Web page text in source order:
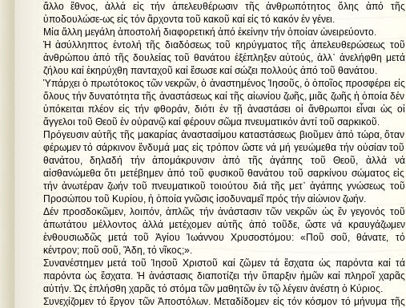
ἄλλο ἔθνος, ἀλλά εἰς τήν ἀπελευθέρωσιν τῆς ἀνθρωπότητος ὅλης ἀπό τῆς
ὑποδουλώσε-ως εἰς τόν ἄρχοντα τοῦ κακοῦ καί εἰς τό κακόν ἐν γένει.
Μία ἄλλη μεγάλη ἀποστολή διαφορετική ἀπό ἐκείνην τήν ὁποίαν ὠνειρεύοντο.
Ἡ ἀσύλληπτος ἐντολή τῆς διαδόσεως τοῦ κηρύγματος τῆς ἀπελευθερώσεως τοῦ
ἀνθρώπου ἀπό τῆς δουλείας τοῦ θανάτου ἐξέπληξεν αὐτούς, ἀλλ᾿ ἀνελήφθη μετά
ζήλου καί ἐκηρύχθη πανταχοῦ καί ἔσωσε καί σώζει πολλούς ἀπό τοῦ θανάτου.
Ὑπάρχει ὁ πρωτότοκος τῶν νεκρῶν, ὁ ἀναστημένος Ἰησοῦς, ὁ ὁποῖος προσφέρει εἰς
ὅλους τήν δυνατότητα τῆς ἀναστάσεως καί τῆς αἰωνίου ζωῆς, μιᾶς ζωῆς ἡ ὁποία δέν
ὑπόκειται πλέον εἰς τήν φθοράν, διότι ἐν τῇ ἀναστάσει οἱ ἄνθρωποι εἶναι ὡς οἱ
ἄγγελοι τοῦ Θεοῦ ἐν οὐρανῷ καί φέρουν σῶμα πνευματικόν ἀντί τοῦ σαρκικοῦ.
Πρόγευσιν αὐτῆς τῆς μακαρίας ἀναστασίμου καταστάσεως βιοῦμεν ἀπό τώρα, ὅταν
φέρωμεν τό σάρκινον ἔνδυμά μας εἰς τρόπον ὥστε νά μή γευώμεθα τήν οὐσίαν τοῦ
θανάτου, δηλαδή τήν ἀπομάκρυνσιν ἀπό τῆς ἀγάπης τοῦ Θεοῦ, ἀλλά νά
αἰσθανώμεθα ὅτι μετέβημεν ἀπό τοῦ φυσικοῦ θανάτου τοῦ σαρκίνου σώματος εἰς
τήν ἀνωτέραν ζωήν τοῦ πνευματικοῦ τοιούτου διά τῆς μετ᾿ ἀγάπης γνώσεως τοῦ
Προσώπου τοῦ Κυρίου, ἡ ὁποία γνῶσις ἰσοδυναμεῖ πρός τήν αἰώνιον ζωήν.
Δέν προσδοκῶμεν, λοιπόν, ἁπλῶς τήν ἀνάστασιν τῶν νεκρῶν ὡς ἕν γεγονός τοῦ
ἀπωτάτου μέλλοντος ἀλλά μετέχομεν αὐτῆς ἀπό τοῦδε, ὥστε νά κραυγάζωμεν
ἐνθουσιωδῶς μετά τοῦ Ἁγίου Ἰωάννου Χρυσοστόμου: «Ποῦ σοῦ, θάνατε, τό
κέντρον; ποῦ σοῦ, Ἅδη, τό νῖκος;».
Συνανέστημεν μετά τοῦ Ἰησοῦ Χριστοῦ καί ζῶμεν τά ἔσχατα ὡς παρόντα καί τά
παρόντα ὡς ἔσχατα. Ἡ ἀνάστασις διαποτίζει τήν ὕπαρξιν ἡμῶν καί πληροῖ χαρᾶς
αὐτήν. Ὡς ἐπλήσθη χαρᾶς τό στόμα τῶν μαθητῶν ἐν τῷ λέγειν ἀνέστη ὁ Κύριος.
Συνεχίζομεν τό ἔργον τῶν Ἀποστόλων. Μεταδίδομεν εἰς τόν κόσμον τό μήνυμα τῆς